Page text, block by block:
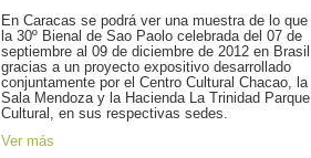
En Caracas se podrá ver una muestra de lo que
la 30º Bienal de Sao Paolo celebrada del 07 de
septiembre al 09 de diciembre de 2012 en
gracias a un proyecto expositivo desarrollado
conjuntamente por el Centro Cultural Chacao, la
Sala Mendoza y la Hacienda La Trinidad Parque
Cultural, en sus respectivas sedes.
Ver más